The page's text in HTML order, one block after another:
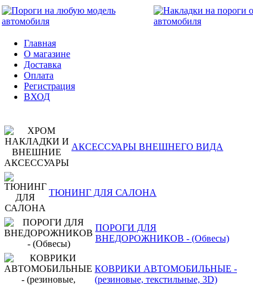
Главная
О магазине
Доставка
Оплата
Регистрация
ВХОД
АКСЕССУАРЫ ВНЕШНЕГО ВИДА
ТЮНИНГ ДЛЯ САЛОНА
ПОРОГИ ДЛЯ
ВНЕДОРОЖНИКОВ - (Обвесы)
КОВРИКИ АВТОМОБИЛЬНЫЕ -
(резиновые, текстильные, 3D)